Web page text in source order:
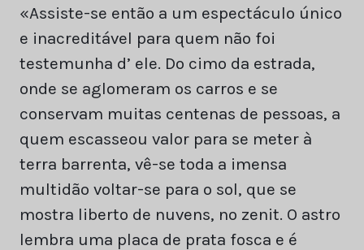
«Assiste-se então a um espectáculo único
e inacreditável para quem não foi
testemunha d’ ele. Do cimo da estrada,
onde se aglomeram os carros e se
conservam muitas centenas de pessoas, a
quem escasseou valor para se meter à
terra barrenta, vê-se toda a imensa
multidão voltar-se para o sol, que se
mostra liberto de nuvens, no zenit. O astro
lembra uma placa de prata fosca e é